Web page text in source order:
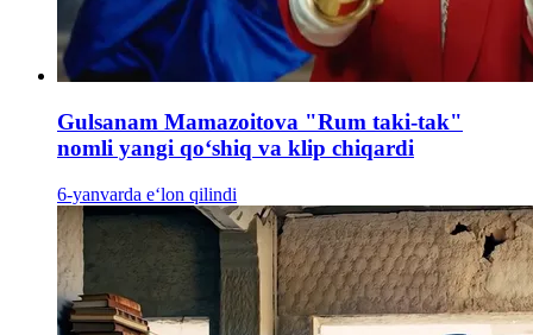
Gulsanam Mamazoitova "Rum taki-tak"
nomli yangi qoʻshiq va klip chiqardi
6-yanvarda e‘lon qilindi